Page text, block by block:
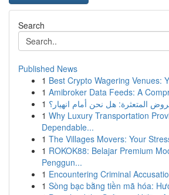
Search
Published News
1 Best Crypto Wagering Venues:
1 Amibroker Data Feeds: A
1 المتعثرة: هل نحن أمام انهيار؟
1 Why Luxury Transportation
Dependable...
1 The Villages Movers: Your
1 ROKOK88: Belajar Premium
Penggun...
1 Encountering Criminal
1 Sòng bạc bằng tiền mã hóa: